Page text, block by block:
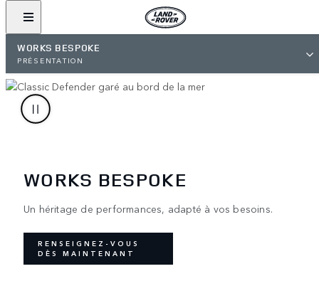
WORKS BESPOKE
PRÉSENTATION
WORKS BESPOKE
Un héritage de performances, adapté à vos besoins.
RENSEIGNEZ-VOUS
DÈS MAINTENANT